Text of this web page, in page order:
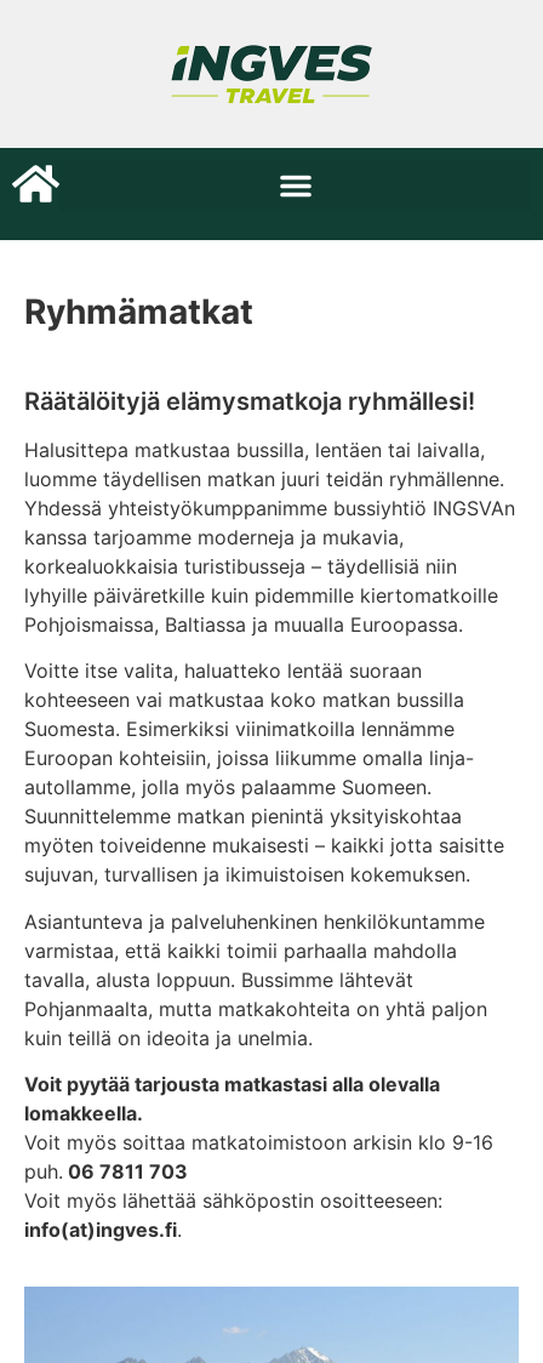
Ryhmämatkat
Räätälöityjä elämysmatkoja ryhmällesi!
Halusittepa matkustaa bussilla, lentäen tai laivalla,
luomme täydellisen matkan juuri teidän ryhmällenne.
Yhdessä yhteistyökumppanimme bussiyhtiö INGSVAn
kanssa tarjoamme moderneja ja mukavia,
korkealuokkaisia turistibusseja – täydellisiä niin
lyhyille päiväretkille kuin pidemmille kiertomatkoille
Pohjoismaissa, Baltiassa ja muualla Euroopassa.
Voitte itse valita, haluatteko lentää suoraan
kohteeseen vai matkustaa koko matkan bussilla
Suomesta. Esimerkiksi viinimatkoilla lennämme
Euroopan kohteisiin, joissa liikumme omalla linja-
autollamme, jolla myös palaamme Suomeen.
Suunnittelemme matkan pienintä yksityiskohtaa
myöten toiveidenne mukaisesti – kaikki jotta saisitte
sujuvan, turvallisen ja ikimuistoisen kokemuksen.
Asiantunteva ja palveluhenkinen henkilökuntamme
varmistaa, että kaikki toimii parhaalla mahdolla
tavalla, alusta loppuun. Bussimme lähtevät
Pohjanmaalta, mutta matkakohteita on yhtä paljon
kuin teillä on ideoita ja unelmia.
Voit pyytää tarjousta matkastasi alla olevalla
lomakkeella.
Voit myös soittaa matkatoimistoon arkisin klo 9-16
puh. 06 7811 703
Voit myös lähettää sähköpostin osoitteeseen:
info(at)ingves.fi.